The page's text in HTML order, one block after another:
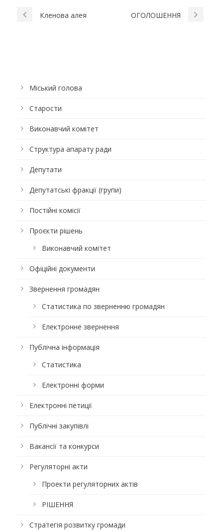
Кленова алея ОГОЛОШЕННЯ
Міський голова
Старости
Виконавчий комітет
Структура апарату ради
Депутати
Депутатські фракції (групи)
Постійні комісії
Проєкти рішень
Виконавчий комітет
Офіційні документи
Звернення громадян
Статистика по зверненню громадян
Електронне звернення
Публічна інформація
Статистика
Електронні форми
Електронні петиції
Публічні закупівлі
Вакансії та конкурси
Регуляторні акти
Проекти регуляторних актів
РІШЕННЯ
Стратегія розвитку громади